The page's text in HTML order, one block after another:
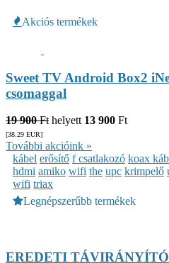
Akciós termékek
Sweet TV Android Box2
csomaggal
19 900 Ft helyett 13 900 Ft
[38.29 EUR]
További akcióink »
kábel erősítő f csatlakozó koax
hdmi amiko wifi the upc krimpelő
wifi triax
Legnépszerűbb termékek
EREDETI